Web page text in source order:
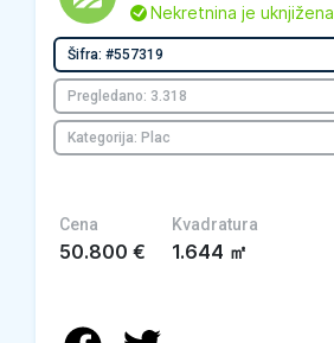
L Nekretnina je uknjižena
Šifra: #557319
Pregledano: 3.318
Kategorija: Plac
Cena
50.800 €
Kvadratura
1.644 ㎡